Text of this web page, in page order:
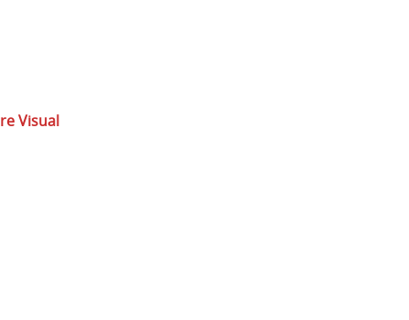
Visual